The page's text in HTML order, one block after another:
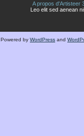
A propos d'Artisteer
Leo elit sed aenean
Powered by WordPress and